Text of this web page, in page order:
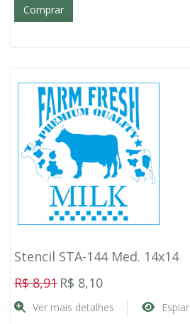
Comprar
Stencil STA-144 Med. 14x14
R$ 8,91 R$ 8,10
Ver mais detalhes Espiar